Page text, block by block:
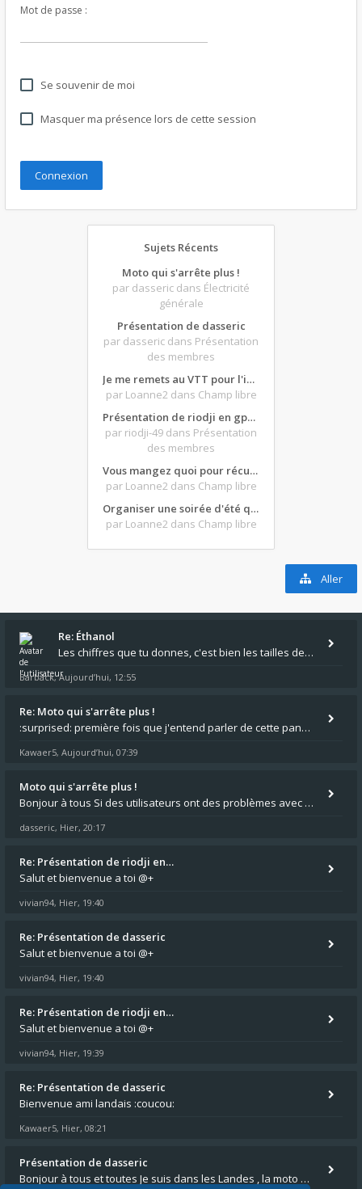
Mot de passe :
Se souvenir de moi
Masquer ma présence lors de cette session
Sujets Récents
Moto qui s'arrête plus !
par dasseric dans Électricité
générale
Présentation de dasseric
par dasseric dans Présentation
des membres
Je me remets au VTT pour l'intersaison, version électrique
par Loanne2 dans Champ libre
Présentation de riodji en gpz500
par riodji-49 dans Présentation
des membres
Vous mangez quoi pour récupérer après une grosse journée de moto ?
par Loanne2 dans Champ libre
Organiser une soirée d'été qui claque : vos bons plans matos ?
par Loanne2 dans Champ libre
Aller
Re: Éthanol
Les chiffres que tu donnes, c'est bien les tailles de gicleur ? Par contre tes "-2 tours" à quoi correspondent t'ils ?
Barback,Aujourd’hui, 12:55
Re: Moto qui s'arrête plus !
:surprised: première fois que j'entend parler de cette panne ,ta moto aurait été maraboutée? :pretre:
Kawaer5, Aujourd’hui, 07:39
Moto qui s'arrête plus !
Bonjour à tous Si des utilisateurs ont des problèmes avec leur moto qui démarre plus, la mienne ne coupe plus :?: - Je
dasseric, Hier, 20:17
Re: Présentation de riodji en…
Salut et bienvenue a toi @+
vivian94, Hier, 19:40
Re: Présentation de dasseric
Salut et bienvenue a toi @+
vivian94, Hier, 19:40
Re: Présentation de riodji en…
Salut et bienvenue a toi @+
vivian94, Hier, 19:39
Re: Présentation de dasseric
Bienvenue ami landais :coucou:
Kawaer5, Hier, 08:21
Présentation de dasseric
Bonjour à tous et toutes Je suis dans les Landes , la moto appartient à ma fille et je suis désigné pour faire l'entreti